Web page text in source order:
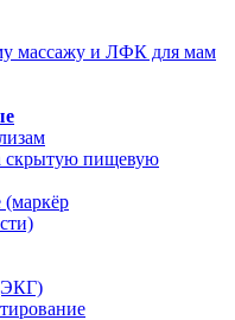
массажу и ЛФК для мам
скрытую пищевую
(маркёр